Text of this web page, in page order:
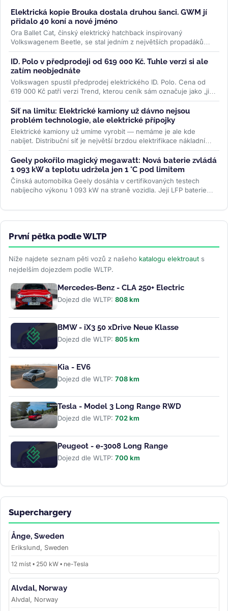
Elektrická kopie Brouka dostala druhou šanci. GWM jí
přidalo 40 koní a nové jméno
Ora Ballet Cat, čínský elektrický hatchback inspirovaný
Volkswagenem Beetle, se stal jedním z největších propadáků
značky GWM. Za čtyři...>>
ID. Polo v předprodeji od 619 000 Kč. Tuhle verzi si ale
zatím neobjednáte
Volkswagen spustil předprodej elektrického ID. Polo. Cena od
619 000 Kč patří verzi Trend, kterou ceník sám označuje jako „již
brzy"....>>
Síť na limitu: Elektrické kamiony už dávno nejsou
problém technologie, ale elektrické přípojky
Elektrické kamiony už umíme vyrobit — nemáme je ale kde
nabíjet. Distribuční síť je největší brzdou elektrifikace nákladní
dopravy....>>
Geely pokořilo magický megawatt: Nová baterie zvládá
1 093 kW a teplotu udržela jen 1 °C pod limitem
Čínská automobilka Geely dosáhla v certifikovaných testech
nabíjecího výkonu 1 093 kW na straně vozidla. Její LFP baterie
První pětka podle WLTP
Níže najdete seznam pěti vozů z našeho katalogu elektroaut s
nejdelším dojezdem podle WLTP.
Mercedes-Benz - CLA 250+ Electric
Dojezd dle WLTP: 808 km
BMW - iX3 50 xDrive Neue Klasse
Dojezd dle WLTP: 805 km
Kia - EV6
Dojezd dle WLTP: 708 km
Tesla - Model 3 Long Range RWD
Dojezd dle WLTP: 702 km
Peugeot - e-3008 Long Range
Dojezd dle WLTP: 700 km
Superchargery
Ånge, Sweden
Erikslund, Sweden
12 míst • 250 kW • ne-Tesla
Alvdal, Norway
Alvdal, Norway